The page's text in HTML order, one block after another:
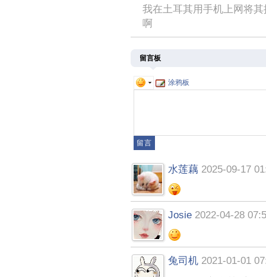
我在土耳其用手机上网将
啊
留言板
涂鸦板
水莲藕 2025-09-17
Josie 2022-04-28
兔司机 2021-01-01